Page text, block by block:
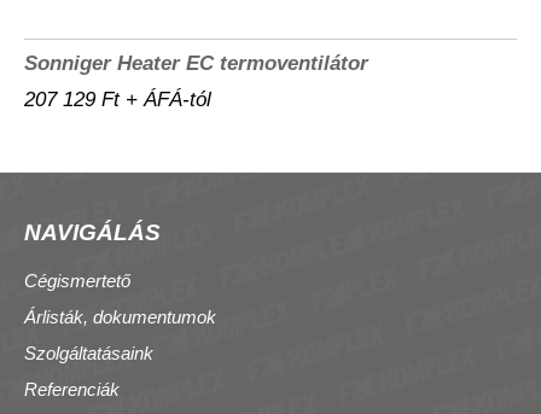
Sonniger Heater EC termoventilátor
207 129 Ft + ÁFÁ-tól
NAVIGÁLÁS
Cégismertető
Árlisták, dokumentumok
Szolgáltatásaink
Referenciák